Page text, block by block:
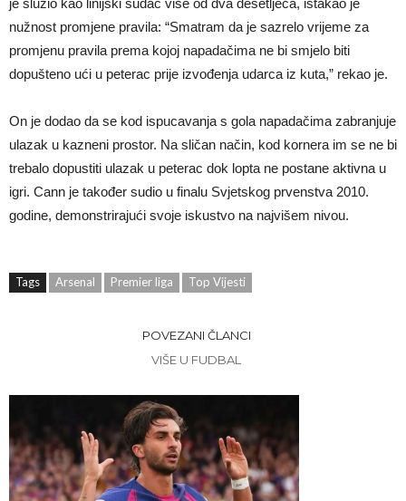
je služio kao linijski sudac više od dva desetljeća, istakao je
nužnost promjene pravila: “Smatram da je sazrelo vrijeme za
promjenu pravila prema kojoj napadačima ne bi smjelo biti
dopušteno ući u peterac prije izvođenja udarca iz kuta,” rekao je.
On je dodao da se kod ispucavanja s gola napadačima zabranjuje
ulazak u kazneni prostor. Na sličan način, kod kornera im se ne bi
trebalo dopustiti ulazak u peterac dok lopta ne postane aktivna u
igri. Cann je također sudio u finalu Svjetskog prvenstva 2010.
godine, demonstrirajući svoje iskustvo na najvišem nivou.
Tags Arsenal Premier liga Top Vijesti
POVEZANI ČLANCI
VIŠE U FUDBAL